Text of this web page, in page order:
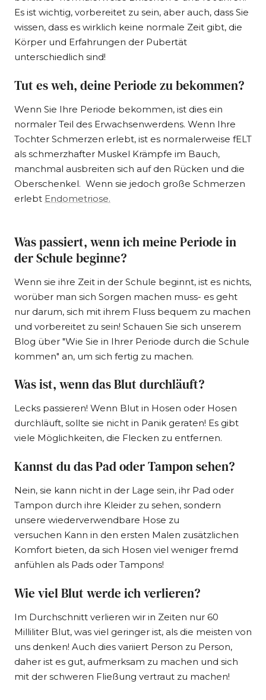
Es ist wichtig, vorbereitet zu sein, aber auch, dass Sie
wissen, dass es wirklich keine normale Zeit gibt, die
Körper und Erfahrungen der Pubertät
unterschiedlich sind!
Tut es weh, deine Periode zu bekommen?
Wenn Sie Ihre Periode bekommen, ist dies ein
normaler Teil des Erwachsenwerdens. Wenn Ihre
Tochter Schmerzen erlebt, ist es normalerweise fELT
als schmerzhafter Muskel Krämpfe im Bauch,
manchmal ausbreiten sich auf den Rücken und die
Oberschenkel. Wenn sie jedoch große Schmerzen
erlebt Endometriose.
Was passiert, wenn ich meine Periode in
der Schule beginne?
Wenn sie ihre Zeit in der Schule beginnt, ist es nichts,
worüber man sich Sorgen machen muss- es geht
nur darum, sich mit ihrem Fluss bequem zu machen
und vorbereitet zu sein! Schauen Sie sich unserem
Blog über "Wie Sie in Ihrer Periode durch die Schule
kommen" an, um sich fertig zu machen.
Was ist, wenn das Blut durchläuft?
Lecks passieren! Wenn Blut in Hosen oder Hosen
durchläuft, sollte sie nicht in Panik geraten! Es gibt
viele Möglichkeiten, die Flecken zu entfernen.
Kannst du das Pad oder Tampon sehen?
Nein, sie kann nicht in der Lage sein, ihr Pad oder
Tampon durch ihre Kleider zu sehen, sondern
unsere wiederverwendbare Hose zu
versuchen Kann in den ersten Malen zusätzlichen
Komfort bieten, da sich Hosen viel weniger fremd
anfühlen als Pads oder Tampons!
Wie viel Blut werde ich verlieren?
Im Durchschnitt verlieren wir in Zeiten nur 60
Milliliter Blut, was viel geringer ist, als die meisten von
uns denken! Auch dies variiert Person zu Person,
daher ist es gut, aufmerksam zu machen und sich
mit der schweren Fließung vertraut zu machen!